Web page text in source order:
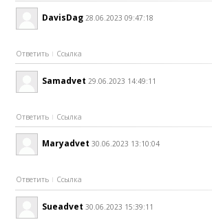
DavisDag 28.06.2023 09:47:18
Ответить Ссылка
Samadvet 29.06.2023 14:49:11
Ответить Ссылка
Maryadvet 30.06.2023 13:10:04
Ответить Ссылка
Sueadvet 30.06.2023 15:39:11